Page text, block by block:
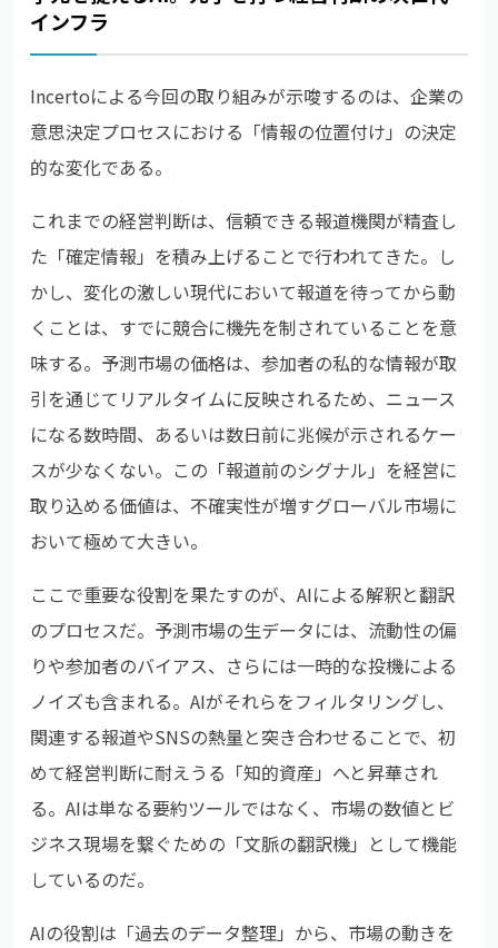
インフラ
Incertoによる今回の取り組みが示唆するのは、企業の
意思決定プロセスにおける「情報の位置付け」の決定
的な変化である。
これまでの経営判断は、信頼できる報道機関が精査し
た「確定情報」を積み上げることで行われてきた。し
かし、変化の激しい現代において報道を待ってから動
くことは、すでに競合に機先を制されていることを意
味する。予測市場の価格は、参加者の私的な情報が取
引を通じてリアルタイムに反映されるため、ニュース
になる数時間、あるいは数日前に兆候が示されるケー
スが少なくない。この「報道前のシグナル」を経営に
取り込める価値は、不確実性が増すグローバル市場に
おいて極めて大きい。
ここで重要な役割を果たすのが、AIによる解釈と翻訳
のプロセスだ。予測市場の生データには、流動性の偏
りや参加者のバイアス、さらには一時的な投機による
ノイズも含まれる。AIがそれらをフィルタリングし、
関連する報道やSNSの熱量と突き合わせることで、初
めて経営判断に耐えうる「知的資産」へと昇華され
る。AIは単なる要約ツールではなく、市場の数値とビ
ジネス現場を繋ぐための「文脈の翻訳機」として機能
しているのだ。
AIの役割は「過去のデータ整理」から、市場の動きを